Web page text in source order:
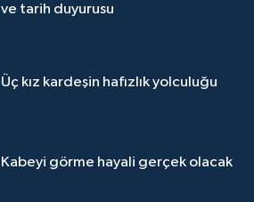
ve tarih duyurusu
Üç kız kardeşin hafızlık yolculuğu
Kabeyi görme hayali gerçek olacak